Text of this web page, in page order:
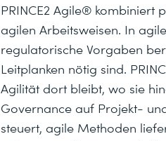
PRINCE2 Agile® kombiniert
agilen Arbeitsweisen. In
regulatorische Vorgaben
Leitplanken nötig sind.
Agilität dort bleibt, wo sie
Governance auf Projekt-
steuert, agile Methoden